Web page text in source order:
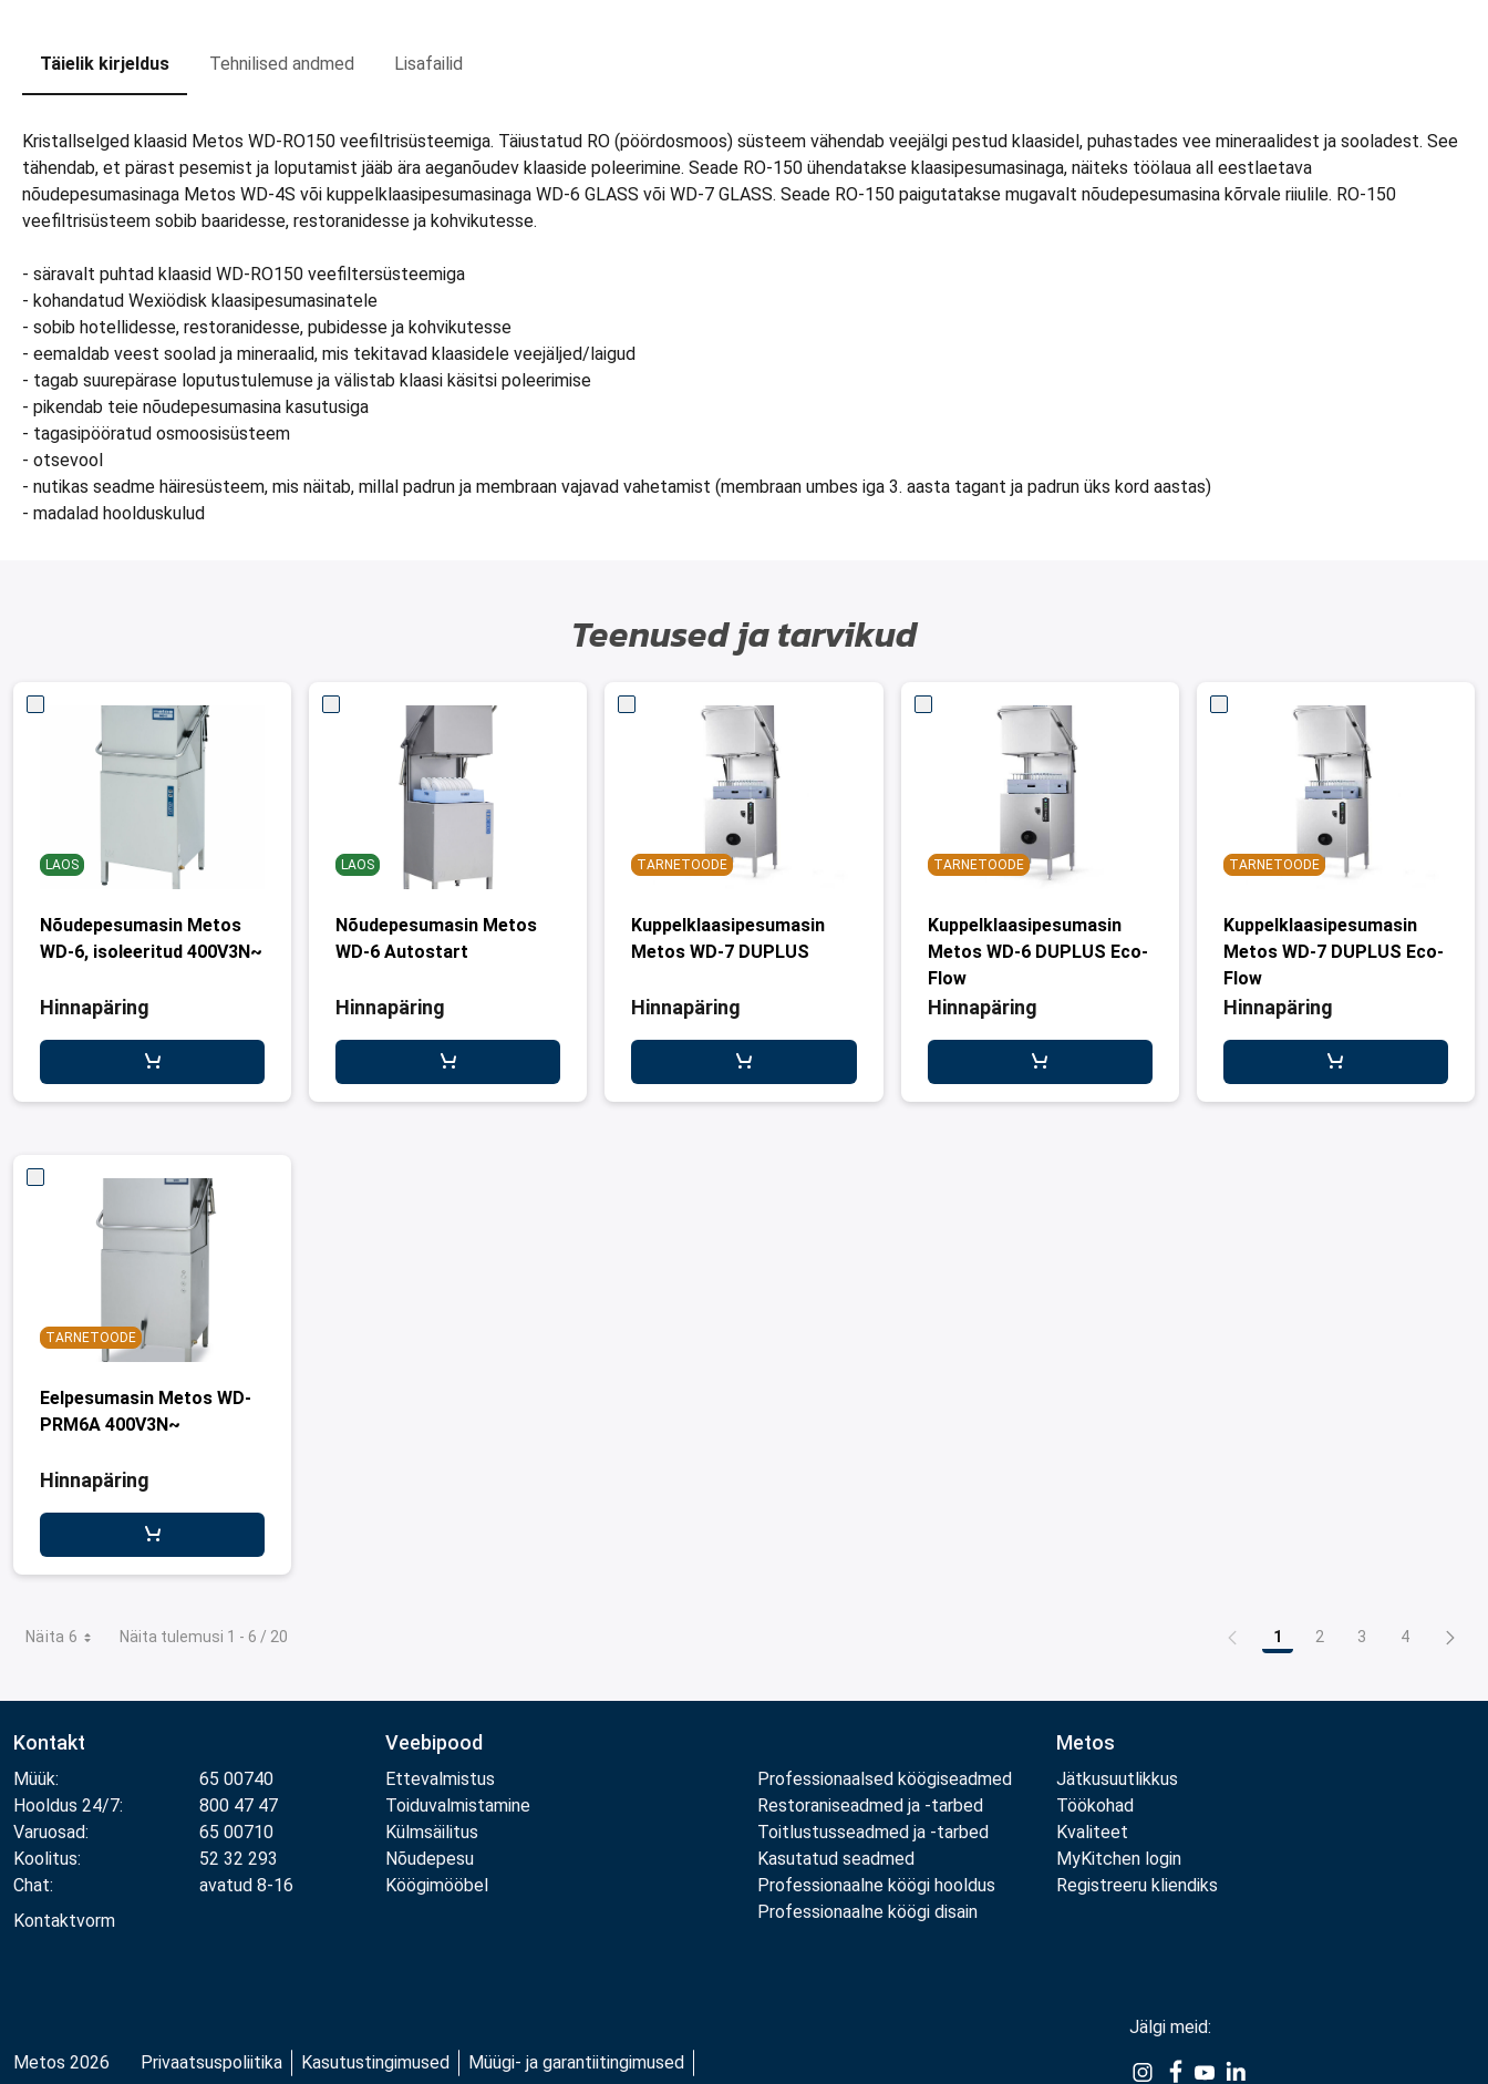
Täielik kirjeldus Tehnilised andmed Lisafailid
Kristallselged klaasid Metos WD-RO150 veefiltrisüsteemiga. Täiustatud RO (pöördosmoos) süsteem vähendab veejälgi pestud klaasidel, puhastades vee mineraalidest ja sooladest. See
tähendab, et pärast pesemist ja loputamist jääb ära aeganõudev klaaside poleerimine. Seade RO-150 ühendatakse klaasipesumasinaga, näiteks töölaua all eestlaetava
nõudepesumasinaga Metos WD-4S või kuppelklaasipesumasinaga WD-6 GLASS või WD-7 GLASS. Seade RO-150 paigutatakse mugavalt nõudepesumasina kõrvale riiulile. RO-150
veefiltrisüsteem sobib baaridesse, restoranidesse ja kohvikutesse.
- säravalt puhtad klaasid WD-RO150 veefiltersüsteemiga
- kohandatud Wexiödisk klaasipesumasinatele
- sobib hotellidesse, restoranidesse, pubidesse ja kohvikutesse
- eemaldab veest soolad ja mineraalid, mis tekitavad klaasidele veejäljed/laigud
- tagab suurepärase loputustulemuse ja välistab klaasi käsitsi poleerimise
- pikendab teie nõudepesumasina kasutusiga
- tagasipööratud osmoosisüsteem
- otsevool
- nutikas seadme häiresüsteem, mis näitab, millal padrun ja membraan vajavad vahetamist (membraan umbes iga 3. aasta tagant ja padrun üks kord aastas)
- madalad hoolduskulud
Teenused ja tarvikud
LAOS
Nõudepesumasin Metos
WD-6, isoleeritud 400V3N~
Hinnapäring
LAOS
Nõudepesumasin Metos
WD-6 Autostart
Hinnapäring
TARNETOODE
Kuppelklaasipesumasin
Metos WD-7 DUPLUS
Hinnapäring
TARNETOODE
Kuppelklaasipesumasin
Metos WD-6 DUPLUS Eco-
Flow
Hinnapäring
TARNETOODE
Kuppelklaasipesumasin
Metos WD-7 DUPLUS Eco-
Flow
Hinnapäring
TARNETOODE
Eelpesumasin Metos WD-
PRM6A 400V3N~
Hinnapäring
Näita 6 Näita tulemusi 1 - 6 / 20 Leht
1 Leht
2 Leht
3 Leht
4
Kontakt
Müük:
65 00740
Hooldus 24/7:
800 47 47
Varuosad:
65 00710
Koolitus:
52 32 293
Chat:
avatud 8-16
Kontaktvorm
Veebipood
Ettevalmistus
Toiduvalmistamine
Külmsäilitus
Nõudepesu
Köögimööbel
Professionaalsed köögiseadmed
Restoraniseadmed ja -tarbed
Toitlustusseadmed ja -tarbed
Kasutatud seadmed
Professionaalne köögi hooldus
Professionaalne köögi disain
Metos
Jätkusuutlikkus
Töökohad
Kvaliteet
MyKitchen login
Registreeru kliendiks
Metos 2026 Privaatsuspoliitika Kasutustingimused Müügi- ja garantiitingimused
Jälgi meid:
ExampleExample
ExampleExample